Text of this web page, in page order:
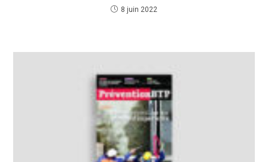
8 juin 2022